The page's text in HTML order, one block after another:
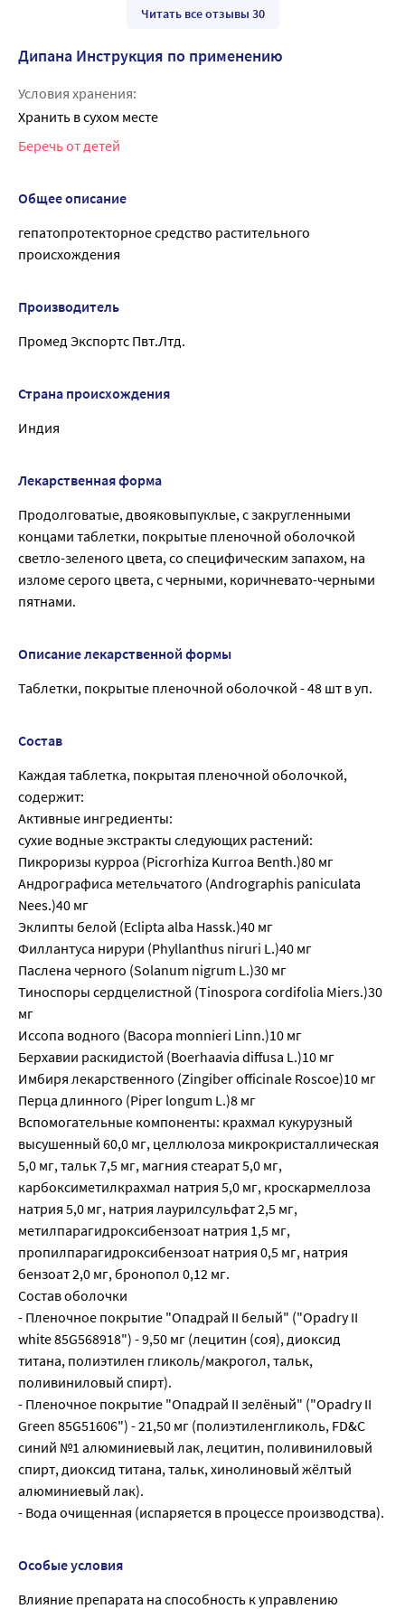
Читать все отзывы 30
Дипана Инструкция по применению
Условия хранения:
Хранить в сухом месте
Беречь от детей
Общее описание
гепатопротекторное средство растительного
происхождения
Производитель
Промед Экспортс Пвт.Лтд.
Страна происхождения
Индия
Лекарственная форма
Продолговатые, двояковыпуклые, с закругленными
концами таблетки, покрытые пленочной оболочкой
светло-зеленого цвета, со специфическим запахом, на
изломе серого цвета, с черными, коричневато-черными
пятнами.
Описание лекарственной формы
Таблетки, покрытые пленочной оболочкой - 48 шт в уп.
Состав
Каждая таблетка, покрытая пленочной оболочкой,
содержит:
Активные ингредиенты:
сухие водные экстракты следующих растений:
Пикроризы курроа (Picrorhiza Kurroa Benth.)80 мг
Андрографиса метельчатого (Andrographis paniculata
Nees.)40 мг
Эклипты белой (Eclipta alba Hassk.)40 мг
Филлантуса нирури (Phyllanthus niruri L.)40 мг
Паслена черного (Solanum nigrum L.)30 мг
Тиноспоры сердцелистной (Tinospora cordifolia Miers.)30
мг
Иссопа водного (Васора monnieri Linn.)10 мг
Берхавии раскидистой (Boerhaavia diffusa L.)10 мг
Имбиря лекарственного (Zingiber officinale Roscoe)10 мг
Перца длинного (Piper longum L.)8 мг
Вспомогательные компоненты: крахмал кукурузный
высушенный 60,0 мг, целлюлоза микрокристаллическая
5,0 мг, тальк 7,5 мг, магния стеарат 5,0 мг,
карбоксиметилкрахмал натрия 5,0 мг, кроскармеллоза
натрия 5,0 мг, натрия лаурилсульфат 2,5 мг,
метилпарагидроксибензоат натрия 1,5 мг,
пропилпарагидроксибензоат натрия 0,5 мг, натрия
бензоат 2,0 мг, бронопол 0,12 мг.
Состав оболочки
- Пленочное покрытие "Опадрай II белый" ("Opadry II
white 85G568918") - 9,50 мг (лецитин (соя), диоксид
титана, полиэтилен гликоль/макрогол, тальк,
поливиниловый спирт).
- Пленочное покрытие "Опадрай II зелёный" ("Opadry II
Green 85G51606") - 21,50 мг (полиэтиленгликоль, FD&C
синий №1 алюминиевый лак, лецитин, поливиниловый
спирт, диоксид титана, тальк, хинолиновый жёлтый
алюминиевый лак).
- Вода очищенная (испаряется в процессе производства).
Особые условия
Влияние препарата на способность к управлению